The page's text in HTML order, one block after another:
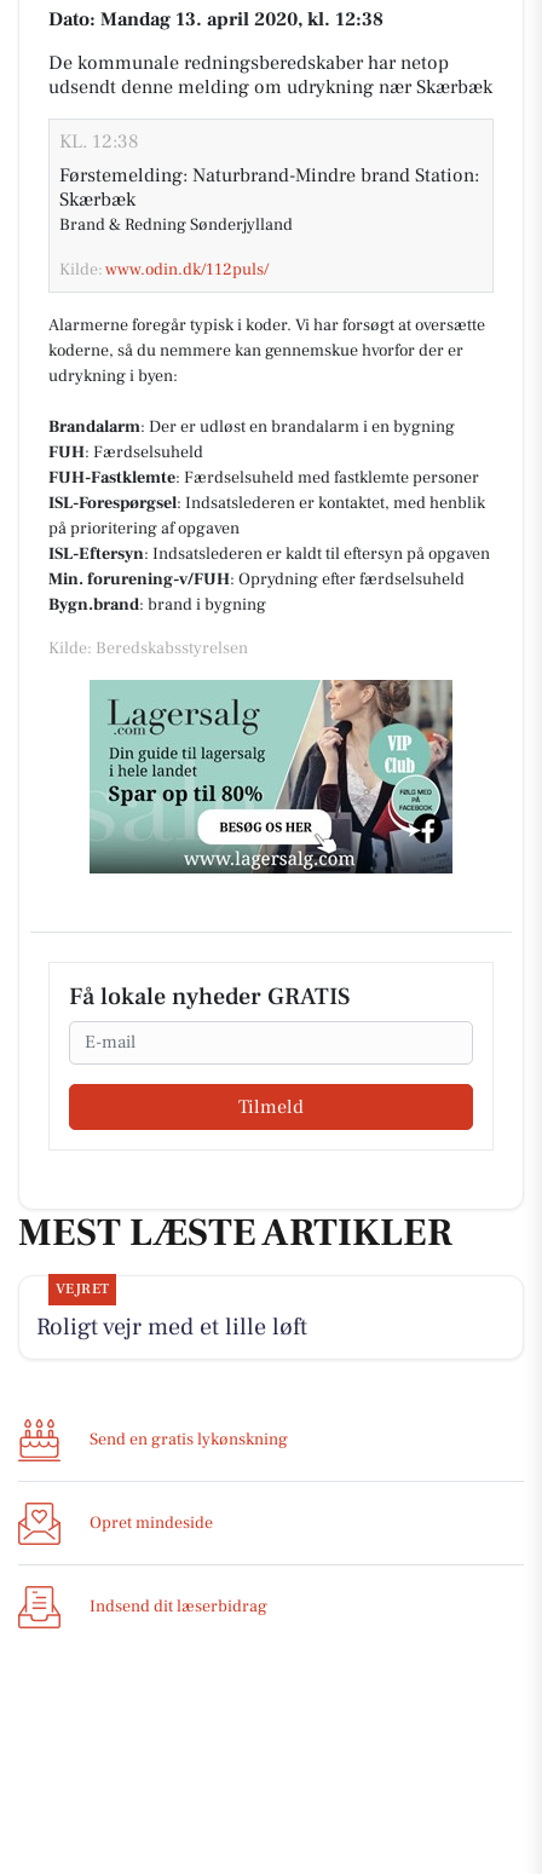
Dato: Mandag 13. april 2020, kl. 12:38
De kommunale redningsberedskaber har netop
udsendt denne melding om udrykning nær Skærbæk
KL. 12:38
Førstemelding: Naturbrand-Mindre brand Station:
Skærbæk
Brand & Redning Sønderjylland
Kilde:www.odin.dk/112puls/
Alarmerne foregår typisk i koder. Vi har forsøgt at oversætte
koderne, så du nemmere kan gennemskue hvorfor der er
udrykning i byen:
Brandalarm: Der er udløst en brandalarm i en bygning
FUH: Færdselsuheld
FUH-Fastklemte: Færdselsuheld med fastklemte personer
ISL-Forespørgsel: Indsatslederen er kontaktet, med henblik
på prioritering af opgaven
ISL-Eftersyn: Indsatslederen er kaldt til eftersyn på opgaven
Min. forurening-v/FUH: Oprydning efter færdselsuheld
Bygn.brand: brand i bygning
Kilde: Beredskabsstyrelsen
Få lokale nyheder GRATIS
Email
Tilmeld
MEST LÆSTE ARTIKLER
VEJRET
Roligt vejr med et lille løft
Send en gratis lykønskning
Opret mindeside
Indsend dit læserbidrag